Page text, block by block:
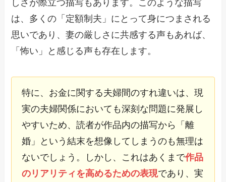
しさが際立つ描写もあります。このような描写
は、多くの「定額制夫」にとって身につまされる
思いであり、妻の厳しさに共感する声もあれば、
「怖い」と感じる声も存在します。
特に、お金に関する夫婦間のすれ違いは、現
実の夫婦関係においても深刻な問題に発展し
やすいため、読者が作品内の描写から「離
婚」という結末を想像してしまうのも無理は
ないでしょう。しかし、これはあくまで作品
のリアリティを高めるための表現であり、実